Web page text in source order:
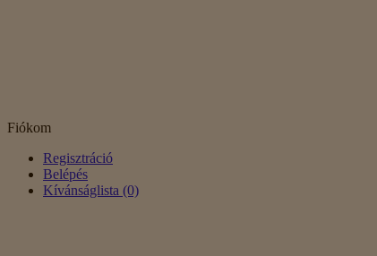
Fiókom
Regisztráció
Belépés
Kívánságlista (0)